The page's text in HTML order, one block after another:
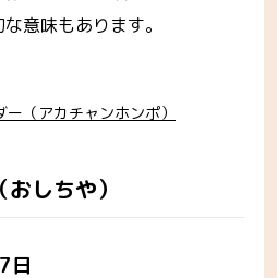
意味もあります。
（アカチャンホンポ）
しちや）
日